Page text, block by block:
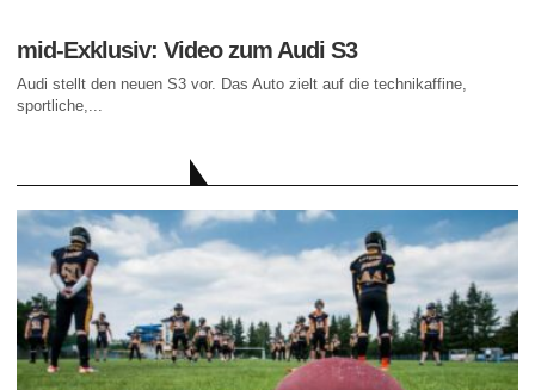
mid-Exklusiv: Video zum Audi S3
Audi stellt den neuen S3 vor. Das Auto zielt auf die technikaffine,
sportliche,...